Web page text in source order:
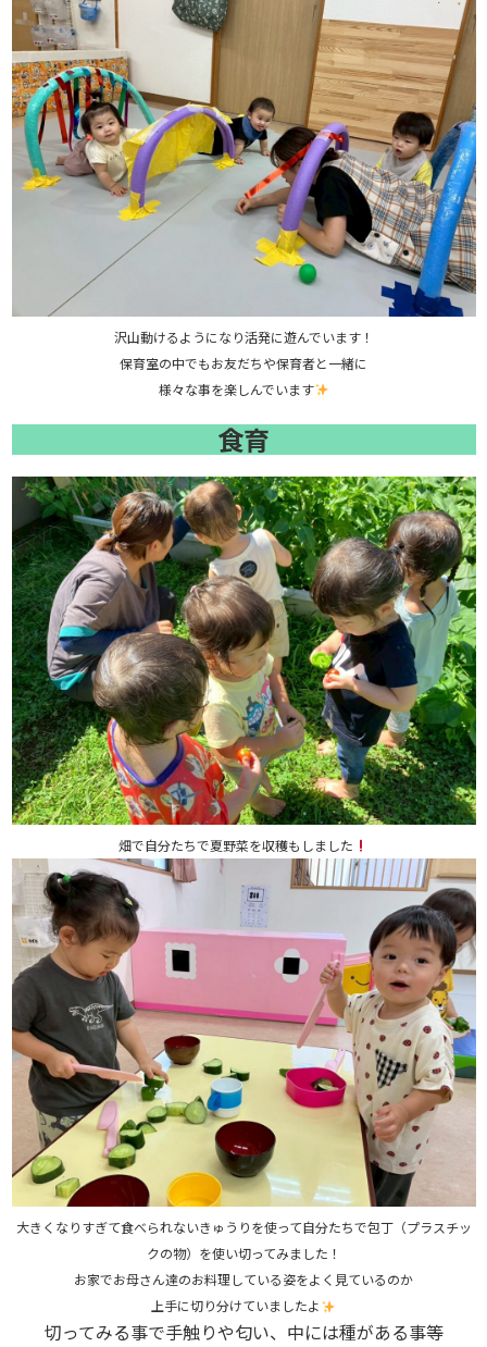
沢山動けるようになり活発に遊んでいます！
保育室の中でもお友だちや保育者と一緒に
様々な事を楽しんでいます
食育
畑で自分たちで夏野菜を収穫もしました
大きくなりすぎて食べられないきゅうりを使って自分たちで包丁（プラスチッ
クの物）を使い切ってみました！
お家でお母さん達のお料理している姿をよく見ているのか
上手に切り分けていましたよ
切ってみる事で手触りや匂い、中には種がある事等